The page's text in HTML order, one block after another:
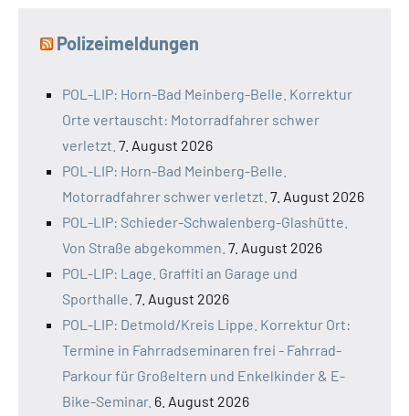
Polizeimeldungen
POL-LIP: Horn-Bad Meinberg-Belle. Korrektur
Orte vertauscht: Motorradfahrer schwer
verletzt. 7. August 2026
POL-LIP: Horn-Bad Meinberg-Belle.
Motorradfahrer schwer verletzt. 7. August 2026
POL-LIP: Schieder-Schwalenberg-Glashütte.
Von Straße abgekommen. 7. August 2026
POL-LIP: Lage. Graffiti an Garage und
Sporthalle. 7. August 2026
POL-LIP: Detmold/Kreis Lippe. Korrektur Ort:
Termine in Fahrradseminaren frei - Fahrrad-
Parkour für Großeltern und Enkelkinder & E-
Bike-Seminar. 6. August 2026